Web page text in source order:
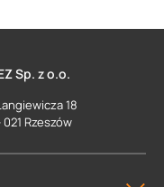
Sp. z o.o.
18
021 Rzeszów